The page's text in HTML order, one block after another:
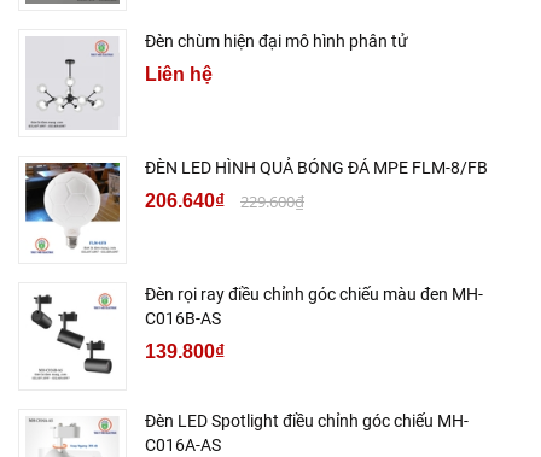
Đèn chùm hiện đại mô hình phân tử
Liên hệ
ĐÈN LED HÌNH QUẢ BÓNG ĐÁ MPE FLM-8/FB
206.640₫ 229.600₫
Đèn rọi ray điều chỉnh góc chiếu màu đen MH-
C016B-AS
139.800₫
Đèn LED Spotlight điều chỉnh góc chiếu MH-
C016A-AS